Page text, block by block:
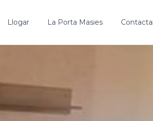
Llogar La Porta Masies